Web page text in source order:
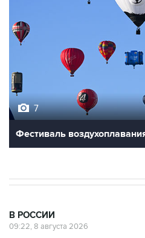
7
Фестиваль
В РОССИИ
09:22, 8 августа 2026